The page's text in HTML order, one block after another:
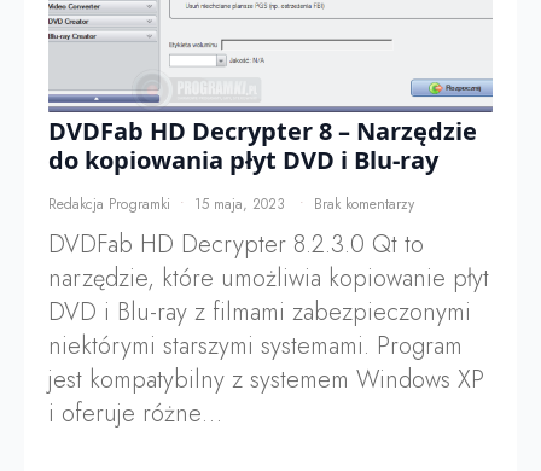
DVDFab HD Decrypter 8 – Narzędzie
do kopiowania płyt DVD i Blu-ray
Redakcja Programki 15 maja, 2023 Brak komentarzy
DVDFab HD Decrypter 8.2.3.0 Qt to
narzędzie, które umożliwia kopiowanie płyt
DVD i Blu-ray z filmami zabezpieczonymi
niektórymi starszymi systemami. Program
jest kompatybilny z systemem Windows XP
i oferuje różne…